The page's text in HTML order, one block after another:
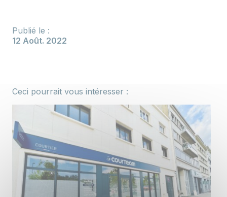
Publié le :
12 Août. 2022
Ceci pourrait vous intéresser :